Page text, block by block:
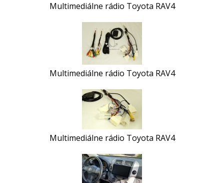
Multimediálne rádio Toyota RAV4
Multimediálne rádio Toyota RAV4
Multimediálne rádio Toyota RAV4